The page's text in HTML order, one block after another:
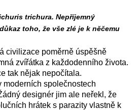
trichura. Nepříjemný
toho, že vše zlé je k něčemu
civilizace poměrně úspěšně
zvířátka z každodenního života.
tak nějak nepočítala.
moderních společnostech
designér jim ale neřekl, že
hrátek s parazity vlastně k